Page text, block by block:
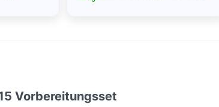
Vorbereitungsset